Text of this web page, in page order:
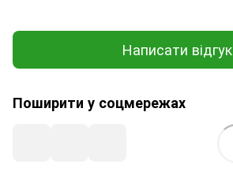
Написати відгук
Поширити у соцмережах